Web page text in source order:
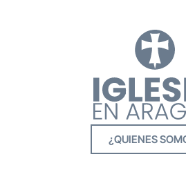
¿QUIENES